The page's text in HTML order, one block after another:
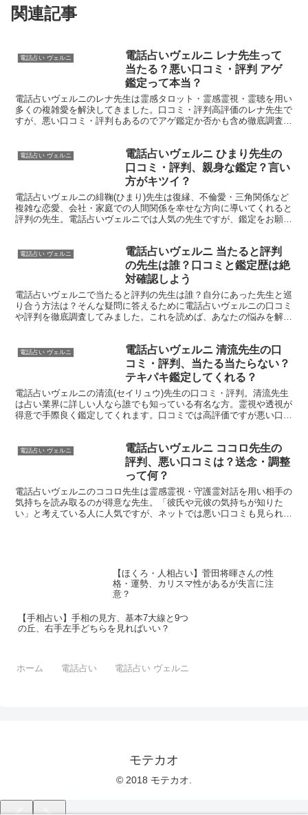
関連記事
電話占い ヴェルニ
電話占いヴェルニ レナ先生って
当たる？悪い口コミ・評判 アゲ
鑑定って本当？
電話占いヴェルニのレナ先生は霊感タロット・霊感霊視・霊聴を用い
多くの複雑愛を解決してきました。口コミ・評判高評価のレナ先生で
すが、悪い口コミ・評判もあるのでアゲ鑑定か否かも含め徹底調査し
電話占い ヴェルニ
電話占いヴェルニ ひまり先生の
口コミ・評判、親身な鑑定？言い
方がキツイ？
電話占いヴェルニの緋鞠(ひまり)先生は復縁、不倫愛・三角関係など
複雑な恋愛、会社・家庭での人間関係を幸せな方向に導いてくれると
評判の先生。電話占いヴェルニでは人気の先生ですが、鑑定をお願い
を依頼すべきか否か判断することができますよ。
電話占い ヴェルニ
電話占いヴェルニ 当たると評判
の先生は誰？口コミと鑑定歴は絶
対確認しよう
電話占いヴェルニで当たると評判の先生は誰？自分にあった先生と巡
り合う方法は？そんな疑問に答えるために電話占いヴェルニの口コミ
や評判を徹底調査してみました。これを読めば、あなたの悩みを解決
電話占い ヴェルニ
電話占いヴェルニ 清流先生の口
コミ・評判、当たる当たらない？
テキパキ鑑定してくれる？
電話占いヴェルニの清流(セイリュウ)先生の口コミ・評判。清流先生
は占い業界に詳しい人なら誰でも知っている有名な方。霊視や透視が
得意で手際良く鑑定してくれます。口コミでは高評価ですが悪い口コ
電話占い ヴェルニ
電話占いヴェルニ ココロ先生の
評判、悪い口コミは？送念・調整
って何？
電話占いヴェルニのココロ先生は霊感霊視・守護霊対話を用い相手の
気持ちを読み取るのが得意な先生。「彼氏や元彼の気持ちが知りた
い」と考えている人に人気ですが、ネットでは悪い口コミも見られま
【ほくろ・人相占い】菅田将暉さんの性
格・運勢、カリスマ性があるが失言に注
意？
【手相占い】手相の見方、基本7大線と9つ
の丘、右手左手どちらを見ればいい？
ホーム 電話占い 電話占い ヴェルニ
モテカオ
© 2018 モテカオ.